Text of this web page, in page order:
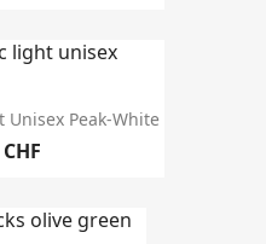
Unisex Peak-White